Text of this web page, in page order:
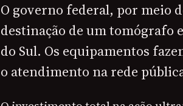
O governo federal, por meio
destinação de um tomógrafo
do Sul. Os equipamentos
o atendimento na rede